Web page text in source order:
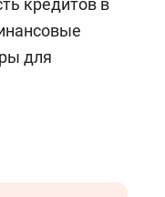
кредитов в
для